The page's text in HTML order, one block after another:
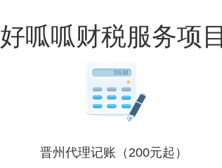
好呱呱财税服务项目
晋州代理记账 （200元起）